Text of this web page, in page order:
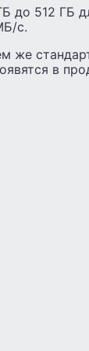
до 512 ГБ
с.
же
в